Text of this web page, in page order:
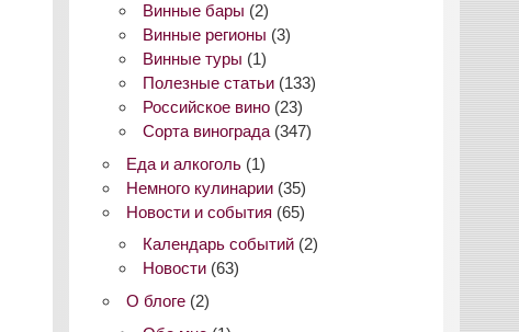
Винные бары (2)
Винные регионы (3)
Винные туры (1)
Полезные статьи (133)
Российское вино (23)
Сорта винограда (347)
Еда и алкоголь (1)
Немного кулинарии (35)
Новости и события (65)
Календарь событий (2)
Новости (63)
О блоге (2)